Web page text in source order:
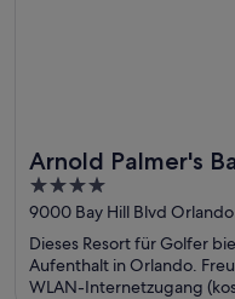
Toll für Golfer
Arnold Palmer's
4
out
of
5
9000 Bay Hill Blvd Orlando
Dieses Resort für Golfer
Aufenthalt in Orlando.
WLAN-Internetzugang